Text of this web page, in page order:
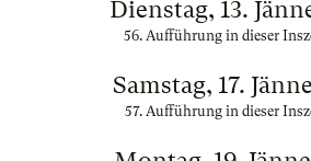
Dienstag, 13.
56. Aufführung in dieser
Samstag, 17.
57. Aufführung in dieser